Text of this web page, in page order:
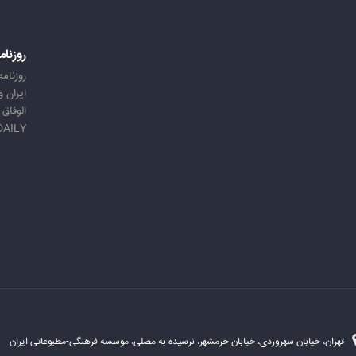
الوفاق
تهران، خیابان سهروردی، خیابان خرمشهر، نرسیده به مصلی، موسسه فرهنگی-مطبوعاتی ایران